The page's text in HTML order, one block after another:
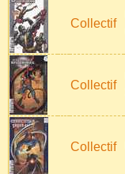
Collectif
Collectif
Collectif